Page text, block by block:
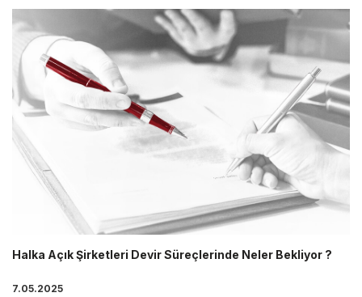
Halka Açık Şirketleri Devir Süreçlerinde Neler Bekliyor ?
7.05.2025